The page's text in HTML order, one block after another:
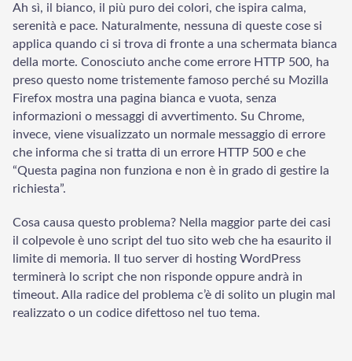
Ah sì, il bianco, il più puro dei colori, che ispira calma,
serenità e pace. Naturalmente, nessuna di queste cose si
applica quando ci si trova di fronte a una schermata bianca
della morte. Conosciuto anche come errore HTTP 500, ha
preso questo nome tristemente famoso perché su Mozilla
Firefox mostra una pagina bianca e vuota, senza
informazioni o messaggi di avvertimento. Su Chrome,
invece, viene visualizzato un normale messaggio di errore
che informa che si tratta di un errore HTTP 500 e che
“Questa pagina non funziona e non è in grado di gestire la
richiesta”.
Cosa causa questo problema? Nella maggior parte dei casi
il colpevole è uno script del tuo sito web che ha esaurito il
limite di memoria. Il tuo server di hosting WordPress
terminerà lo script che non risponde oppure andrà in
timeout. Alla radice del problema c’è di solito un plugin mal
realizzato o un codice difettoso nel tuo tema.
Welcome to Our Chat!
Let's get started. Enter your email to begin chatting with
Email Address
Start Chat